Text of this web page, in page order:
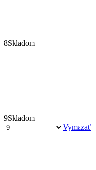
8Skladom
9Skladom
Vymazať